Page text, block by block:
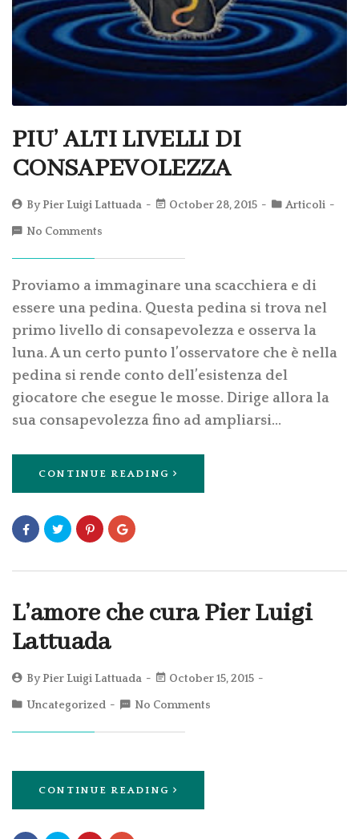
PIU’ ALTI LIVELLI DI
CONSAPEVOLEZZA
ByPier Luigi Lattuada October 28, 2015 Articoli
No Comments
Proviamo a immaginare una scacchiera e di
essere una pedina. Questa pedina si trova nel
primo livello di consapevolezza e osserva la
luna. A un certo punto l’osservatore che è nella
pedina si rende conto dell’esistenza del
giocatore che esegue le mosse. Dirige allora la
sua consapevolezza fino ad ampliarsi…
CONTINUE READING
L’amore che cura Pier Luigi
Lattuada
ByPier Luigi Lattuada October 15, 2015
Uncategorized No Comments
CONTINUE READING